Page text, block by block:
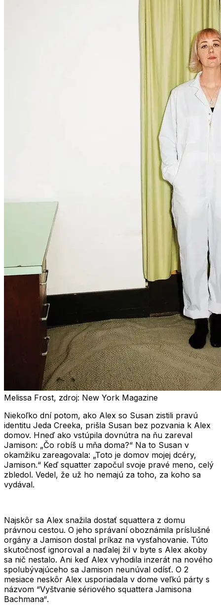
Melissa Frost, zdroj: New York Magazine
Niekoľko dní potom, ako Alex so Susan zistili pravú
identitu Jeda Creeka, prišla Susan bez pozvania k Alex
domov. Hneď ako vstúpila dovnútra na ňu zareval
Jamison: „Čo robíš u mňa doma?“ Na to Susan v
okamžiku zareagovala: „Toto je domov mojej dcéry,
Jamison.“ Keď squatter započul svoje pravé meno, celý
zbledol. Vedel, že už ho nemajú za toho, za koho sa
vydával.
Najskôr sa Alex snažila dostať squattera z domu
právnou cestou. O jeho správaní oboznámila príslušné
orgány a Jamison dostal príkaz na vysťahovanie. Túto
skutočnosť ignoroval a naďalej žil v byte s Alex akoby
sa nič nestalo. Ani keď Alex vyhodila inzerát na nového
spolubývajúceho sa Jamison neunúval odísť. O 2
mesiace neskôr Alex usporiadala v dome veľkú párty s
názvom “Vyštvanie sériového squattera Jamisona
Bachmana“.